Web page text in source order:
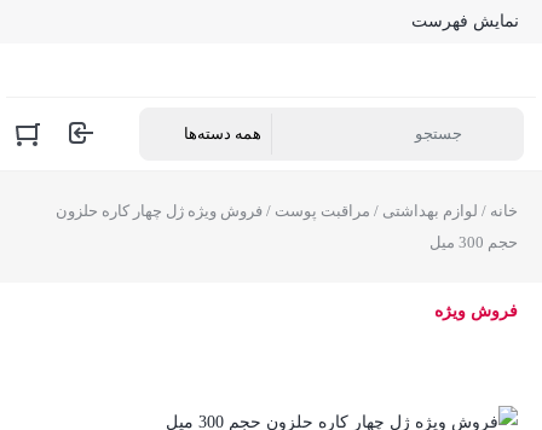
نمایش فهرست
خانه / لوازم بهداشتی / مراقبت پوست / فروش ویژه ژل چهار کاره حلزون
حجم 300 میل
فروش ویژه